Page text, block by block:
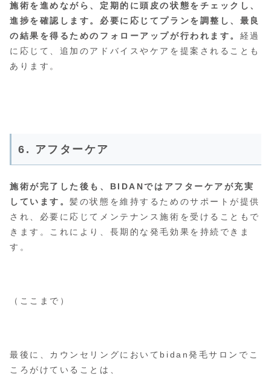
施術を進めながら、定期的に頭皮の状態をチェックし、
進捗を確認します。必要に応じてプランを調整し、最良
の結果を得るためのフォローアップが行われます。 経過
に応じて、追加のアドバイスやケアを提案されることも
あります。
6. アフターケア
施術が完了した後も、BIDANではアフターケアが充実
しています。髪の状態を維持するためのサポートが提供
され、必要に応じてメンテナンス施術を受けることもで
きます。これにより、長期的な発毛効果を持続できま
す。
（ここまで）
最後に、カウンセリングにおいてbidan発毛サロンでこ
ころがけていることは、